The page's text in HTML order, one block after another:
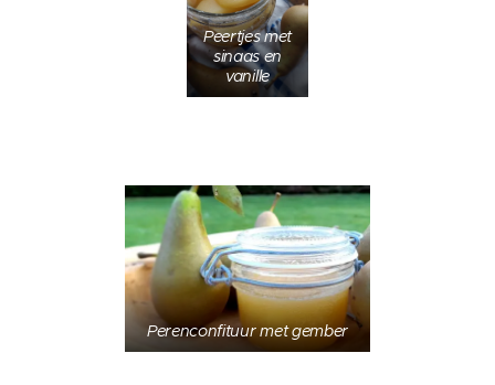
Peertjes met
sinaas en
vanille
Perenconfituur met gember